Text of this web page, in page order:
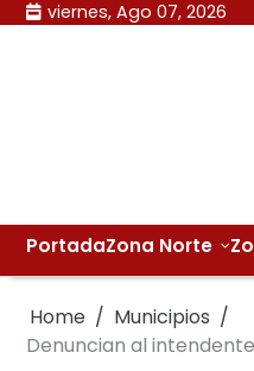
Skip viernes, Ago 07, 2026
PortadaZona Norte
Home
Municipios
Denuncian al